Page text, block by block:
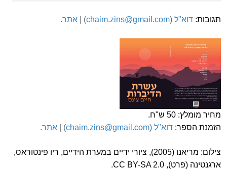
תגובות: דוא"ל (
chaim.zins@gmail.com
) | אתר.
מחיר מומלץ: 50 ש"ח.
הזמנת הספר: דוא"ל (
chaim.zins@gmail.com
) | אתר.
צילום: מריאנו (2005), ציורי ידיים במערת הידיים, ריו פינטוראס,
ארגנטינה (פרט), CC BY-SA 2.0.